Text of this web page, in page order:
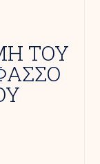
ΤΟΥ